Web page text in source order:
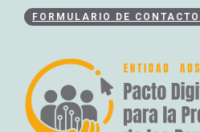
FORMULARIO DE CONTACTO